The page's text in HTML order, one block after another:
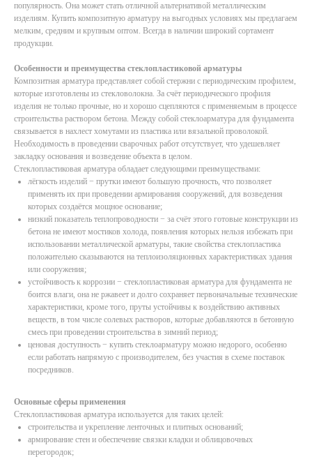
популярность. Она может стать отличной альтернативой металлическим
изделиям. Купить композитную арматуру на выгодных условиях мы предлагаем
мелким, средним и крупным оптом. Всегда в наличии широкий сортамент
продукции.
Особенности и преимущества стеклопластиковой арматуры
Композитная арматура представляет собой стержни с периодическим профилем,
которые изготовлены из стекловолокна. За счёт периодического профиля
изделия не только прочные, но и хорошо сцепляются с применяемым в процессе
строительства раствором бетона. Между собой стеклоарматура для фундамента
связывается в нахлест хомутами из пластика или вязальной проволокой.
Необходимость в проведении сварочных работ отсутствует, что удешевляет
закладку основания и возведение объекта в целом.
Стеклопластиковая арматура обладает следующими преимуществами:
лёгкость изделий − прутки имеют большую прочность, что позволяет
применять их при проведении армирования сооружений, для возведения
которых создаётся мощное основание;
низкий показатель теплопроводности − за счёт этого готовые конструкции из
бетона не имеют мостиков холода, появления которых нельзя избежать при
использовании металлической арматуры, такие свойства стеклопластика
положительно сказываются на теплоизоляционных характеристиках здания
или сооружения;
устойчивость к коррозии − стеклопластиковая арматура для фундамента не
боится влаги, она не ржавеет и долго сохраняет первоначальные технические
характеристики, кроме того, пруты устойчивы к воздействию активных
веществ, в том числе солевых растворов, которые добавляются в бетонную
смесь при проведении строительства в зимний период;
ценовая доступность − купить стеклоарматуру можно недорого, особенно
если работать напрямую с производителем, без участия в схеме поставок
посредников.
Основные сферы применения
Стеклопластиковая арматура используется для таких целей:
строительства и укрепление ленточных и плитных оснований;
армирование стен и обеспечение связки кладки и облицовочных
перегородок;